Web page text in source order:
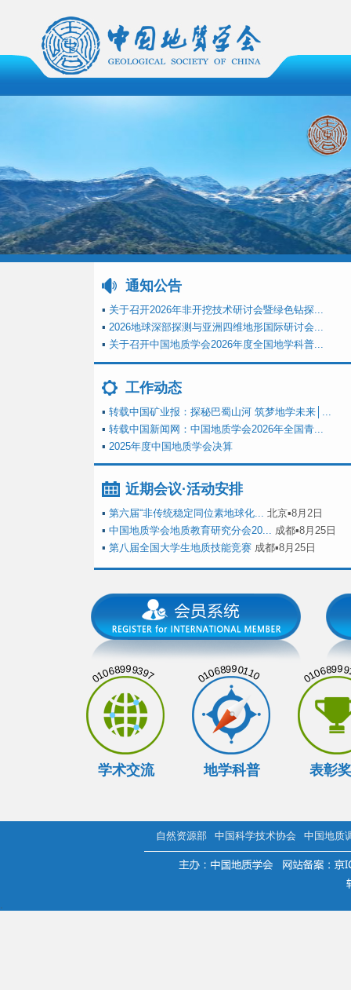
通知公告
▪ 关于召开2026年非开挖技术研讨会暨绿色钻探...
▪ 2026地球深部探测与亚洲四维地形国际研讨会...
▪ 关于召开中国地质学会2026年度全国地学科普...
工作动态
▪ 转载中国矿业报：探秘巴蜀山河 筑梦地学未来│...
▪ 转载中国新闻网：中国地质学会2026年全国青...
▪ 2025年度中国地质学会决算
近期会议·活动安排
▪ 第六届“非传统稳定同位素地球化... 北京▪8月2日
▪ 中国地质学会地质教育研究分会20... 成都▪8月25日
▪ 第八届全国大学生地质技能竞赛 成都▪8月25日
01068999397
学术交流
01068990110
地学科普 表彰
自然资源部 中国科学技术协会 中国地质
.